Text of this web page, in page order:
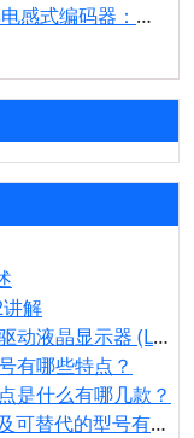
码器：MLX90520
解
NuMicro® ML54 低功耗系列集成驱动液晶显示器 (LCD)
有哪些特点？
是什么有哪几款？
测量电源管理IC的办法有哪几种？及可替代的型号有那些？